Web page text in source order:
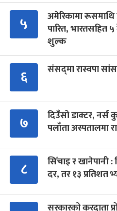
५
अमेरिकामा
पारित, भारतसहित
शुल्क
६ संसद्‍मा रास्वपा
७
दिउँसो डाक्टर,
पलाँता अस्पतालमा
८
सिँचाइ र खानेपानी
दर, तर १३ प्रतिशत
सरकारको करदाता